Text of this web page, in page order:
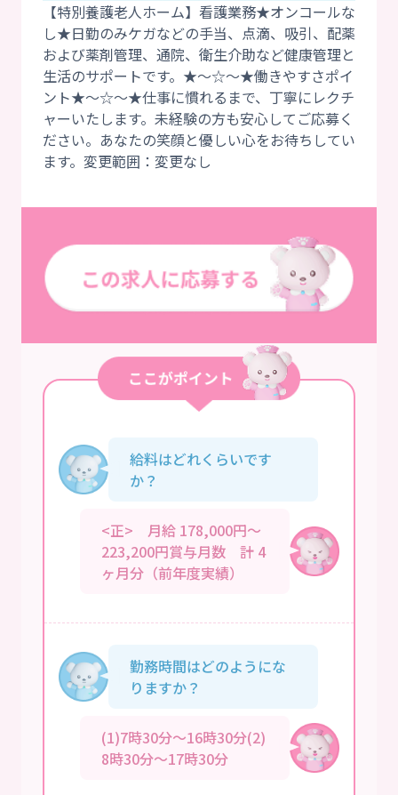
【特別養護老人ホーム】看護業務★オンコールな
し★日勤のみケガなどの手当、点滴、吸引、配薬
および薬剤管理、通院、衛生介助など健康管理と
生活のサポートです。★～☆～★働きやすさポイ
ント★～☆～★仕事に慣れるまで、丁寧にレクチ
ャーいたします。未経験の方も安心してご応募く
ださい。あなたの笑顔と優しい心をお待ちしてい
給料はどれくらいです
か？
<正> 月給 178,000円～
223,200円賞与月数 計 4
ヶ月分（前年度実績）
勤務時間はどのようにな
りますか？
(1)7時30分～16時30分(2)
8時30分～17時30分